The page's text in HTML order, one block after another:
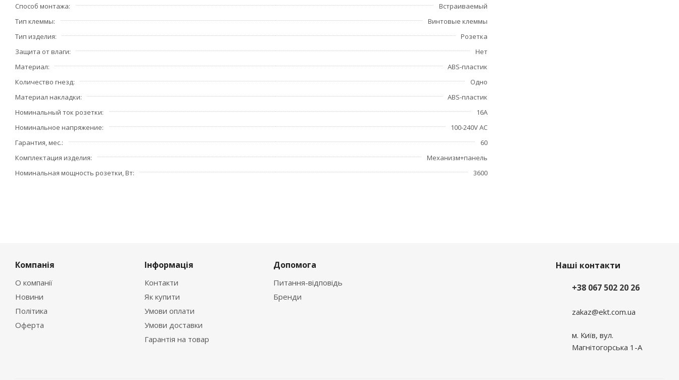
Способ монтажа
Встраиваемый
Тип клеммы
Винтовые клеммы
Тип изделия
Розетка
Защита от влаги
Нет
Материал
ABS-пластик
Количество гнезд
Одно
Материал накладки
ABS-пластик
Номинальный ток розетки
16А
Номинальное напряжение
100-240V AC
Гарантия, мес.
60
Комплектация изделия
Механизм+панель
Номинальная мощность розетки, Вт
3600
Компанія
О компанії
Новини
Політика
Оферта
Інформація
Контакти
Як купити
Умови оплати
Умови доставки
Гарантія на товар
Допомога
Питання-відповідь
Бренди
Наші контакти
+38 067 502 20 26
zakaz@ekt.com.ua
м. Київ, вул.
Магнітогорська 1-А